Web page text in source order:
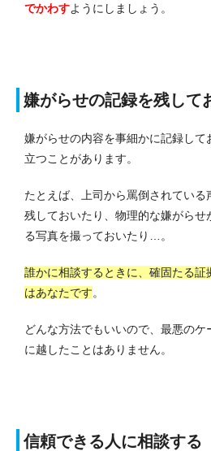
でかわすようにしましょう。
嫌がらせの記録を残して
嫌がらせの内容を事細かに記録して
立つことがあります。
たとえば、上司から罵倒されている
残しておいたり、物理的な嫌がらせ
る写真を撮っておいたり…。
誰かに相談するときに、確固たる
はあなたです。
どんな方法でもいいので、最悪のケ
に越したことはありません。
信頼できる人に相談する